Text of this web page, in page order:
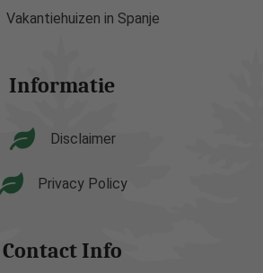
Vakantiehuizen in Spanje
Informatie
Disclaimer
Privacy Policy
Contact Info